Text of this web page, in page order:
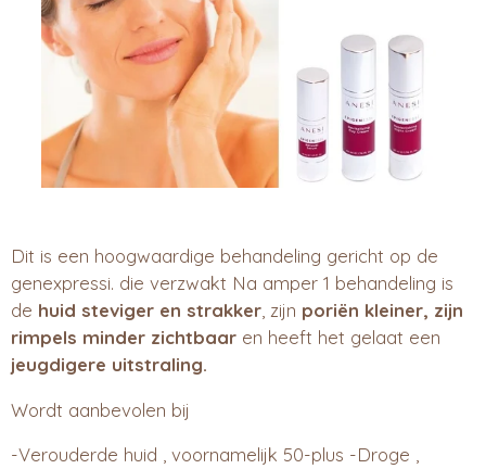
Dit is een hoogwaardige behandeling gericht op de
genexpressi. die verzwakt Na amper 1 behandeling is
de huid steviger en strakker , zijn poriën kleiner, zijn
rimpels minder zichtbaar en heeft het gelaat een
jeugdigere uitstraling.
Wordt aanbevolen bij
-Verouderde huid , voornamelijk 50-plus -Droge ,